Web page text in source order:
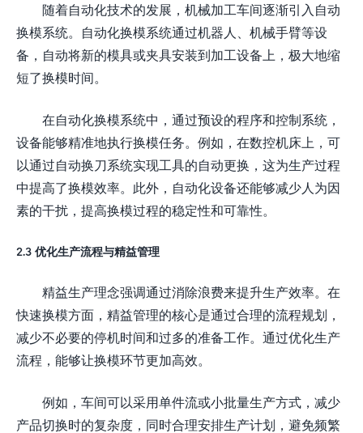
随着自动化技术的发展，机械加工车间逐渐引入自动
换模系统。自动化换模系统通过机器人、机械手臂等设
备，自动将新的模具或夹具安装到加工设备上，极大地缩
短了换模时间。
在自动化换模系统中，通过预设的程序和控制系统，
设备能够精准地执行换模任务。例如，在数控机床上，可
以通过自动换刀系统实现工具的自动更换，这为生产过程
中提高了换模效率。此外，自动化设备还能够减少人为因
素的干扰，提高换模过程的稳定性和可靠性。
2.3 优化生产流程与精益管理
精益生产理念强调通过消除浪费来提升生产效率。在
快速换模方面，精益管理的核心是通过合理的流程规划，
减少不必要的停机时间和过多的准备工作。通过优化生产
流程，能够让换模环节更加高效。
例如，车间可以采用单件流或小批量生产方式，减少
产品切换时的复杂度，同时合理安排生产计划，避免频繁